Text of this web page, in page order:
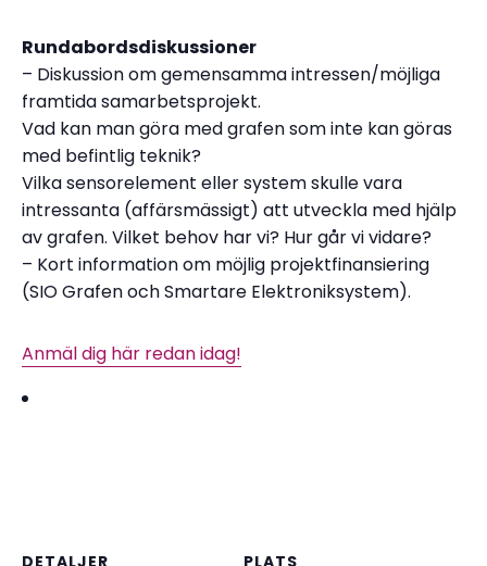
Rundabordsdiskussioner
– Diskussion om gemensamma intressen/möjliga
framtida samarbetsprojekt.
Vad kan man göra med grafen som inte kan göras
med befintlig teknik?
Vilka sensorelement eller system skulle vara
intressanta (affärsmässigt) att utveckla med hjälp
av grafen. Vilket behov har vi? Hur går vi vidare?
– Kort information om möjlig projektfinansiering
(SIO Grafen och Smartare Elektroniksystem).
Anmäl dig här redan idag!